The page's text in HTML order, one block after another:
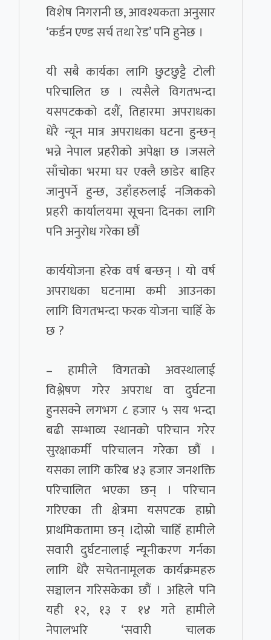
विशेष निगरानी छ, आवश्यकता अनुसार
‘कर्डन एण्ड सर्च तथा रेड’ पनि हुनेछ ।
यी सबै कार्यका लागि छुटछुट्टै टोली
परिचालित छ । त्यसैले विगतभन्दा
यसपटकको दशैं, तिहारमा अपराधका
धेरै न्यून मात्र अपराधका घटना हुन्छन्
भन्ने नेपाल प्रहरीको अपेक्षा छ ।जसले
साँचोका भरमा घर एक्लै छाडेर बाहिर
जानुपर्ने हुन्छ, उहाँहरुलाई नजिकको
प्रहरी कार्यालयमा सूचना दिनका लागि
पनि अनुरोध गरेका छौं
कार्ययोजना हरेक वर्ष बन्छन् । यो वर्ष
अपराधका घटनामा कमी आउनका
लागि विगतभन्दा फरक योजना चाहिँ के
छ ?
– हामीले विगतको अवस्थालाई
विश्लेषण गरेर अपराध वा दुर्घटना
हुनसक्ने लगभग ८ हजार ५ सय भन्दा
बढी सम्भाव्य स्थानको परिचान गरेर
सुरक्षाकर्मी परिचालन गरेका छौं ।
यसका लागि करिब ४३ हजार जनशक्ति
परिचालित भएका छन् । परिचान
गरिएका ती क्षेत्रमा यसपटक हाम्रो
प्राथमिकतामा छन् ।दोस्रो चाहिँ हामीले
सवारी दुर्घटनालाई न्यूनीकरण गर्नका
लागि धेरै सचेतनामूलक कार्यक्रमहरु
सञ्चालन गरिसकेका छौं । अहिले पनि
यही १२, १३ र १४ गते हामीले
नेपालभरि ‘सवारी चालक